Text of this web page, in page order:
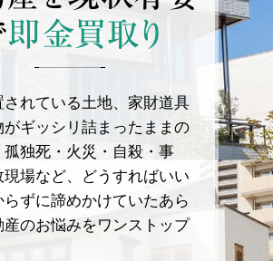
即金買取り
れている土地、家財道具
ギッシリ詰まったままの
独死・火災・自殺・事
場など、どうすればいい
ずに諦めかけていたあら
のお悩みをワンストップ